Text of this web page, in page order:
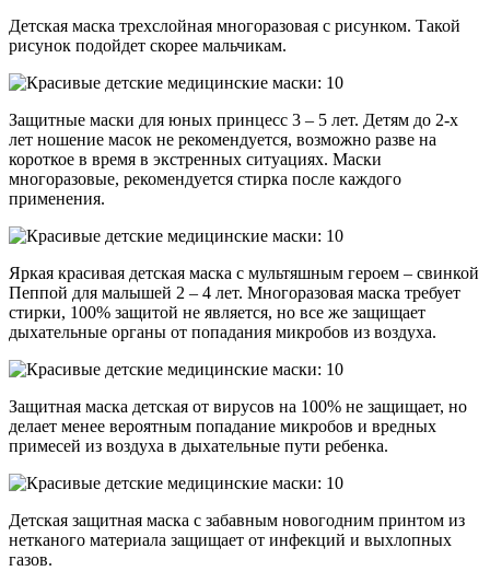
Детская маска трехслойная многоразовая с рисунком. Такой
рисунок подойдет скорее мальчикам.
Защитные маски для юных принцесс 3 – 5 лет. Детям до 2-х
лет ношение масок не рекомендуется, возможно разве на
короткое в время в экстренных ситуациях. Маски
многоразовые, рекомендуется стирка после каждого
применения.
Яркая красивая детская маска с мультяшным героем – свинкой
Пеппой для малышей 2 – 4 лет. Многоразовая маска требует
стирки, 100% защитой не является, но все же защищает
дыхательные органы от попадания микробов из воздуха.
Защитная маска детская от вирусов на 100% не защищает, но
делает менее вероятным попадание микробов и вредных
примесей из воздуха в дыхательные пути ребенка.
Детская защитная маска с забавным новогодним принтом из
нетканого материала защищает от инфекций и выхлопных
газов.